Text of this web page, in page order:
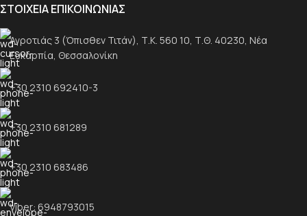
ΣΤΟΙΧΕΙΑ ΕΠΙΚΟΙΝΩΝΙΑΣ
Αγροτιάς 3 (Όπισθεν Τιτάν), Τ.Κ. 560 10, Τ.Θ. 40230, Νέα
Ευκαρπία, Θεσσαλονίκη
+30 2310 692410-3
+30 2310 681289
+30 2310 683486
Viber: 6948793015